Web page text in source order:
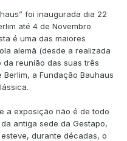
foi inaugurada dia 22
até 4 de Novembro
é uma das maiores
alemã (desde a realizada
da reunião das suas três
Berlim, a Fundação Bauhaus
a exposição não é de todo
antiga sede da Gestapo,
durante décadas, o